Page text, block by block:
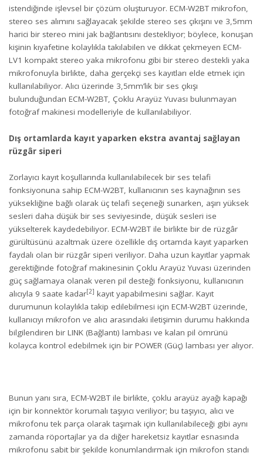
istendiğinde işlevsel bir çözüm oluşturuyor. ECM-W2BT mikrofon,
stereo ses alımını sağlayacak şekilde stereo ses çıkışını ve 3,5mm
harici bir stereo mini jak bağlantısını destekliyor; böylece, konuşan
kişinin kıyafetine kolaylıkla takılabilen ve dikkat çekmeyen ECM-
LV1 kompakt stereo yaka mikrofonu gibi bir stereo destekli yaka
mikrofonuyla birlikte, daha gerçekçi ses kayıtları elde etmek için
kullanılabiliyor. Alıcı üzerinde 3,5mm’lik bir ses çıkışı
bulunduğundan ECM-W2BT, Çoklu Arayüz Yuvası bulunmayan
fotoğraf makinesi modelleriyle de kullanılabiliyor.
Dış ortamlarda kayıt yaparken ekstra avantaj sağlayan
rüzgâr siperi
Zorlayıcı kayıt koşullarında kullanılabilecek bir ses telafi
fonksiyonuna sahip ECM-W2BT, kullanıcının ses kaynağının ses
yüksekliğine bağlı olarak üç telafi seçeneği sunarken, aşırı yüksek
sesleri daha düşük bir ses seviyesinde, düşük sesleri ise
yükselterek kaydedebiliyor. ECM-W2BT ile birlikte bir de rüzgâr
gürültüsünü azaltmak üzere özellikle dış ortamda kayıt yaparken
faydalı olan bir rüzgâr siperi veriliyor. Daha uzun kayıtlar yapmak
gerektiğinde fotoğraf makinesinin Çoklu Arayüz Yuvası üzerinden
güç sağlamaya olanak veren pil desteği fonksiyonu, kullanıcının
alıcıyla 9 saate kadar[2] kayıt yapabilmesini sağlar. Kayıt
durumunun kolaylıkla takip edilebilmesi için ECM-W2BT üzerinde,
kullanıcıyı mikrofon ve alıcı arasındaki iletişimin durumu hakkında
bilgilendiren bir LINK (Bağlantı) lambası ve kalan pil ömrünü
kolayca kontrol edebilmek için bir POWER (Güç) lambası yer alıyor.
Bunun yanı sıra, ECM-W2BT ile birlikte, çoklu arayüz ayağı kapağı
için bir konnektör korumalı taşıyıcı veriliyor; bu taşıyıcı, alıcı ve
mikrofonu tek parça olarak taşımak için kullanılabileceği gibi aynı
zamanda röportajlar ya da diğer hareketsiz kayıtlar esnasında
mikrofonu sabit bir şekilde konumlandırmak için mikrofon standı